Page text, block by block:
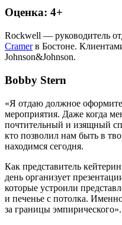
Оценка: 4+
Rockwell — руководитель
Cramerв Бостоне.
Johnson&Johnson.
Bobby Stern
«Я отдаю должное
мероприятия. Даже когда
почтительный и изящный
кто позволил нам быть в
находимся сегодня.
Как представитель
день организует
которые устроили
и печенье с потолка.
за границы эмпирического».